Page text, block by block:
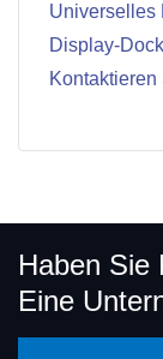
Universelles
Display-
Kontaktieren
Haben Sie
Eine